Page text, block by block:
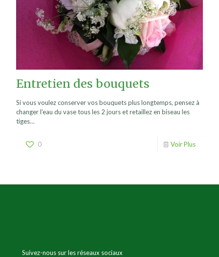
Entretien des bouquets
Si vous voulez conserver vos bouquets plus longtemps, pensez à
changer l’eau du vase tous les 2 jours et retaillez en biseau les
tiges…
0 Voir Plus
Suivez-nous sur les réseaux sociaux